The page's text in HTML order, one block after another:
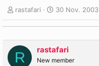
E
r
s
e
rastafari
E
r
s
e
30 Nov. 2003
R rastafari
New member